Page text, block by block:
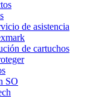
de asistencia
de cartuchos
SO